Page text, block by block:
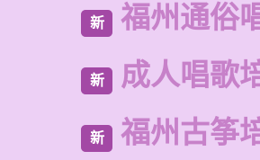
新 福州通俗
新 成人唱歌
新 福州古筝